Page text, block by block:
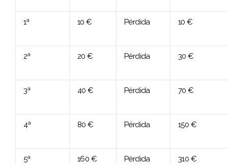
1ª 10 € Pérdida 10 €
2ª 20 € Pérdida 30 €
3ª 40 € Pérdida 70 €
4ª 80 € Pérdida 150 €
5ª 160 € Pérdida 310 €